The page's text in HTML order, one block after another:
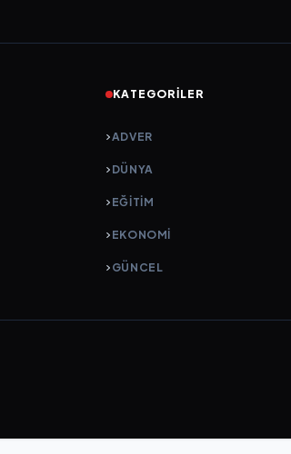
KATEGORILER
ADVER
DÜNYA
EĞİTİM
EKONOMİ
GÜNCEL